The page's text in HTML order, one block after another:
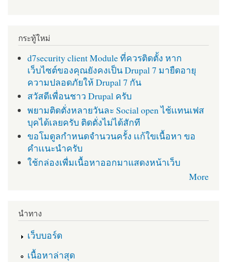
กระทู้ใหม่
d7security client Module ที่ควรติดตั้ง หาก
เว็บไซต์ของคุณยังคงเป็น Drupal 7 มายืดอายุ
ความปลอดภัยให้ Drupal 7 กัน
สวัสดีเพื่อนชาว Drupal ครับ
พยามติดตั่งหลายวันละ Social open ไช้เเทนเฟส
บุคได้เลยครับ ติดตั่งไม่ได้สักที
ขอโมดูลกำหนดจำนวนครั้ง เเก้ใขเนื้อหา ขอ
คำเเนะนำครับ
ใช้กล่องเพื่มเนื้อหาออกมาแสดงหน้าเว็บ
More
นำทาง
เว็บบอร์ด
เนื้อหาล่าสุด